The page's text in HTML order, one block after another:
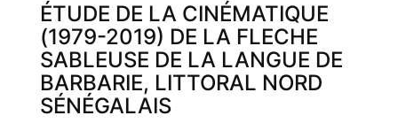
ÉTUDE DE LA CINÉMATIQUE
(1979-2019) DE LA FLECHE
SABLEUSE DE LA LANGUE DE
BARBARIE, LITTORAL NORD
SÉNÉGALAIS